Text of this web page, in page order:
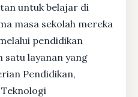
untuk belajar di
masa sekolah mereka
pendidikan
satu layanan yang
Pendidikan,